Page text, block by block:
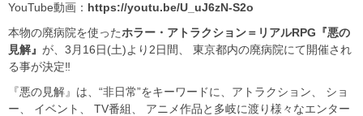
YouTube動画： https://youtu.be/U_uJ6zN-S2o
本物の廃病院を使ったホラー・アトラクション＝リアルRPG『悪の
見解』 が、3月16日(土)より2日間、 東京都内の廃病院にて開催され
る事が決定‼
『悪の見解』は、“非日常”をキーワードに、アトラクション、 ショ
ー、 イベント、 TV番組、 アニメ作品と多岐に渡り様々なエンター